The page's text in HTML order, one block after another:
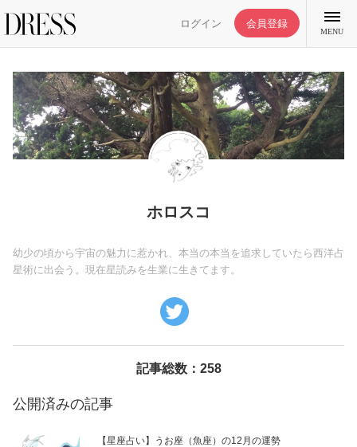
ログイン 会員登録
MENU
特集記事
ライフスタイル
ワークスタイル
ホロスコ
幼少の頃から宇宙の魅力に惹かれ、本当の本当を追求していたら西洋占
星術に出会う。現在星読みを生業に生きてます。
記事総数：258
公開済みの記事
【星座占い】うお座（魚座）の12月の運勢